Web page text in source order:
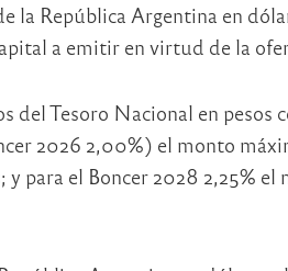
la República Argentina en
a emitir en virtud de la
del Tesoro Nacional en pesos
2026 2,00%) el monto
para el Boncer 2028 2,25% el